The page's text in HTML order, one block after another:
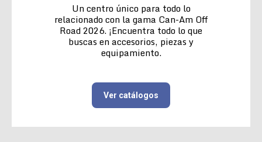
Un centro único para todo lo
relacionado con la gama Can-Am Off
Road 2026. ¡Encuentra todo lo que
buscas en accesorios, piezas y
equipamiento.
Ver catálogos